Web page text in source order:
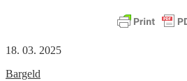
18. 03. 2025
Bargeld